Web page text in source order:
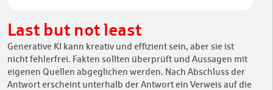
Last but not least
Generative KI kann kreativ und effizient sein, aber sie ist
nicht fehlerfrei. Fakten sollten überprüft und Aussagen mit
eigenen Quellen abgeglichen werden. Nach Abschluss der
Antwort erscheint unterhalb der Antwort ein Verweis auf die